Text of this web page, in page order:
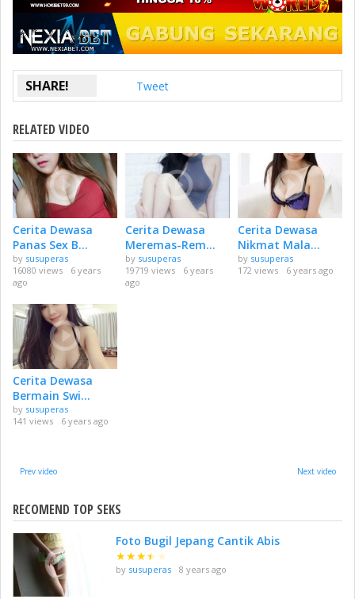
SHARE! Tweet
RELATED VIDEO
Cerita Dewasa
Panas Sex B...
by susuperas
16080 views
6 years
ago
Cerita Dewasa
Meremas-Rem...
by susuperas
19719 views
6 years
ago
Cerita Dewasa
Nikmat Mala...
by susuperas
172 views
6 years ago
Cerita Dewasa
Bermain Swi...
by susuperas
141 views
6 years ago
Prev video Next video
RECOMEND TOP SEKS
Foto Bugil Jepang Cantik Abis
★★★★ ★
by susuperas 8 years ago